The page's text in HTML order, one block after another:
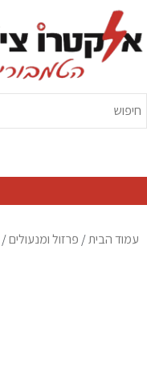
עמוד הבית/ פרזול ומנעולים/